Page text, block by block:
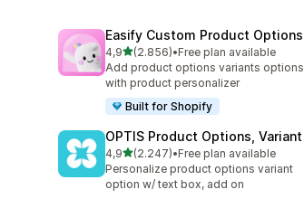
Easify Custom Product Options
4,95 yıldız üzerinden
(2.856)
toplam 2856 değerlendirme
•Free plan available
Add product options variants options
with product personalizer
Built for Shopify
OPTIS Product Options, Variant
4,95 yıldız üzerinden
(2.247)
toplam 2247 değerlendirme
•Free plan available
Personalize product options variant
option w/ text box, add on